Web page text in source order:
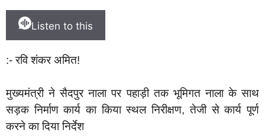
Listen to this
:- रवि शंकर अमित!
मुख्यमंत्री ने सैदपुर नाला पर पहाड़ी तक भूमिगत नाला के साथ
सड़क निर्माण कार्य का किया स्थल निरीक्षण, तेजी से कार्य पूर्ण
करने का दिया निर्देश